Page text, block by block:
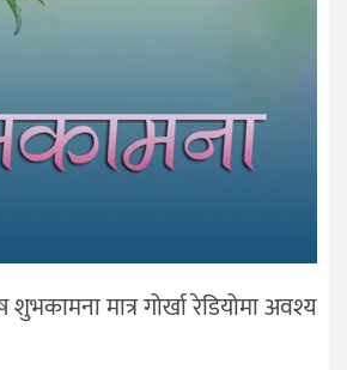
मात्र गोर्खा रेडियोमा अवश्य